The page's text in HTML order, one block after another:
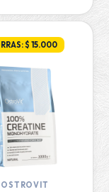
$ 15.000
OSTROVIT